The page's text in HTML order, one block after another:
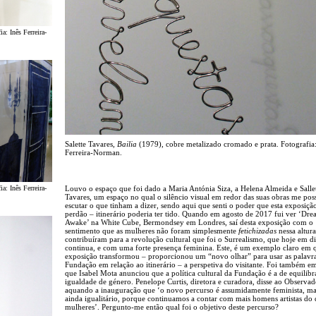
Inês Ferreira-
Inês Ferreira-
Salette Tavares, Bailia (1979), cobre metalizado cromado e prata.
Ferreira-Norman.
Louvo o espaço que foi dado a Maria Antónia Siza, a Helena Almeida e
Tavares, um espaço no qual o silêncio visual em redor das suas obras me
escutar o que tinham a dizer, sendo aqui que senti o poder que esta
perdão – itinerário poderia ter tido. Quando em agosto de 2017 fui ver
Awake’ na White Cube, Bermondsey em Londres, saí desta exposição com o
sentimento que as mulheres não foram simplesmente fetichizadas nessa
contribuíram para a revolução cultural que foi o Surrealismo, que hoje em
continua, e com uma forte presença feminina. Este, é um exemplo claro em
exposição transformou – proporcionou um “novo olhar” para usar as
Fundação em relação ao itinerário – a perspetiva do visitante. Foi também
que Isabel Mota anunciou que a política cultural da Fundação é a de
igualdade de género. Penelope Curtis, diretora e curadora, disse ao
aquando a inauguração que ‘o novo percurso é assumidamente feminista,
ainda igualitário, porque continuamos a contar com mais homens artistas do
mulheres’. Pergunto-me então qual foi o objetivo deste percurso?